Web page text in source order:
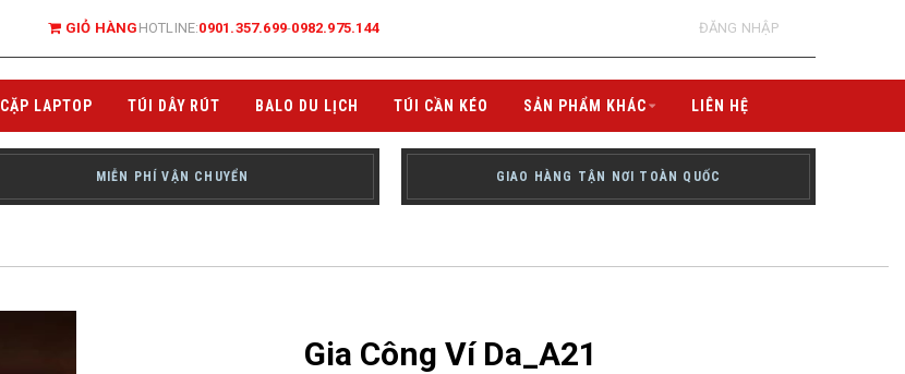
ĐĂNG NHẬP
GIỎ HÀNG HOTLINE:0901.357.699-0982.975.144
CẶP LAPTOP TÚI DÂY RÚT BALO DU LỊCH TÚI CẦN KÉO SẢN PHẨM KHÁC LIÊN HỆ
MIỄN PHÍ VẬN CHUYỂN GIAO HÀNG TẬN NƠI TOÀN QUỐC
Gia Công Ví Da_A21